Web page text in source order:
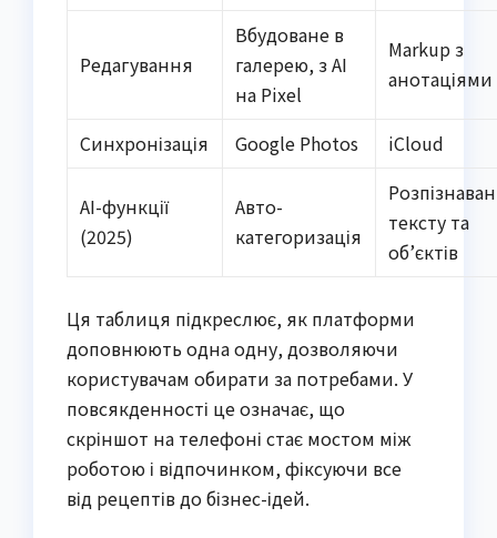
Редагування
Вбудоване в
галерею, з AI
на Pixel
Markup з
анотаціями
Синхронізація Google Photos iCloud
AI-функції
(2025)
Авто-
категоризація
тексту та
об’єктів
Ця таблиця підкреслює, як платформи
доповнюють одна одну, дозволяючи
користувачам обирати за потребами. У
повсякденності це означає, що
скріншот на телефоні стає мостом між
роботою і відпочинком, фіксуючи все
від рецептів до бізнес-ідей.